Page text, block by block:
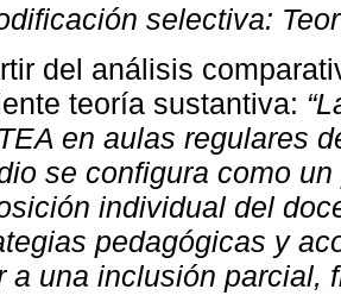
selectiva:
del análisis
teoría sustantiva:
en aulas regulares
se configura como
individual del
pedagógicas y
a una inclusión parcial,